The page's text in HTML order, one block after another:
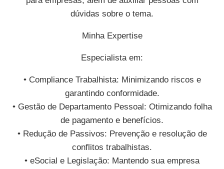
dúvidas sobre o tema.
Minha Expertise
Especialista em:
• Compliance Trabalhista: Minimizando riscos e
garantindo conformidade.
• Gestão de Departamento Pessoal: Otimizando folha
de pagamento e benefícios.
• Redução de Passivos: Prevenção e resolução de
conflitos trabalhistas.
• eSocial e Legislação: Mantendo sua empresa